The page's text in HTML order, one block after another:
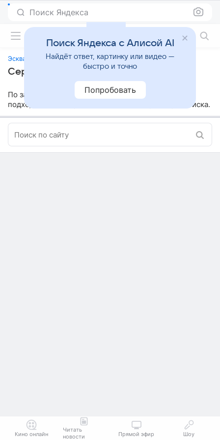
Поиск Яндекса
Эсквайр
Сериалы, похожие на «Эсквайр»
По заданным параметрам мы не нашли ничего
подходящего, попробуйте изменить параметры поиска.
Кино онлайн
Читать
новости
Прямой эфир Шоу
Поиск Яндекса с Алисой AI
Найдёт ответ, картинку или видео —
быстро и точно
Попробовать